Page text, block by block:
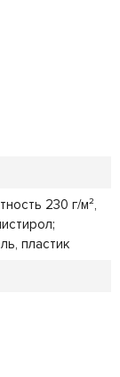
230 г/м²,
пластик